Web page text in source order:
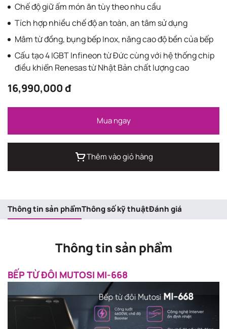
Chế độ giữ ấm món ăn tùy theo nhu cầu
Tích hợp nhiều chế độ an toàn, an tâm sử dụng
Mâm từ đồng, bụng bếp Inox, nâng cao độ bền của bếp
Cấu tạo 4 IGBT Infineon từ Đức cùng với hệ thống chip
điều khiển Renesas từ Nhật Bản chất lượng cao
16,990,000 đ
Mua ngay
Thêm vào giỏ hàng
Thông tin sản phẩmThông số kỹ thuậtĐánh giá
Thông tin sản phẩm
BẾP TỪ ĐÔI MUTOSI MI-668